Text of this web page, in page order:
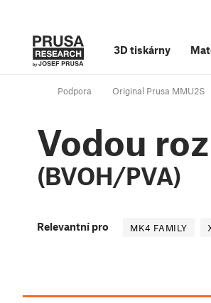
3D tiskárny
Podpora Original Prusa MMU2S
Vodou
(BVOH/PVA)
Relevantní pro MK4 FAMILY